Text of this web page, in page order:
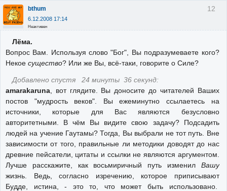
12
bthum
6.12.2008 17:14
Неактивен
Лёма.
Вопрос Вам. Используя слово "Бог", Вы подразумеваете кого?
Некое существо? Или же Вы, всё-таки, говорите о Силе?
Добавлено спустя 24 минуты 36 секунд:
amarakaruna , вот глядите. Вы доносите до читателей Ваших
постов "мудрость веков". Вы ежеминутно ссылаетесь на
источники, которые для Вас являются безусловно
авторитетными. В чём Вы видите свою задачу? Подсадить
людей на учение Гаутамы? Тогда, Вы выбрали не тот путь. Вне
зависимости от того, правильные ли методики доводят до нас
древние пейсатели, цитаты и ссылки не являются аргументом.
Лучше расскажите, как восьмиричный путь изменил Вашу
жизнь. Ведь, согласно изречению, которое приписывают
Будде, истина, - это то, что может быть использовано.